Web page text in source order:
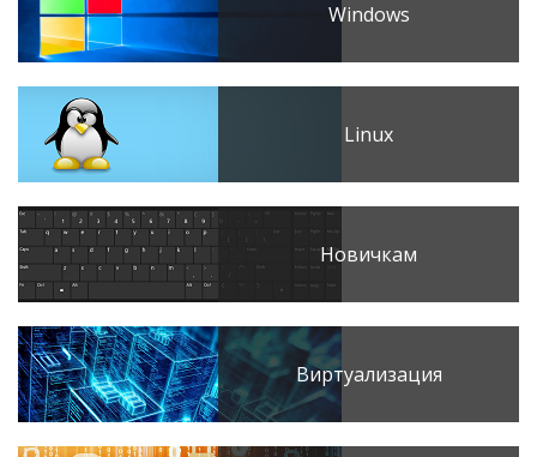
Windows
Linux
Новичкам
Виртуализация